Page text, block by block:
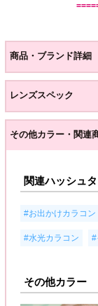
商品・ブランド詳細
レンズスペック
その他カラー・関連
関連ハッシュ
#お出かけカラコン
#水光カラコン #
その他カラー